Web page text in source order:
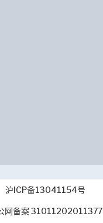
沪ICP备13041154号
网备案 31011202011377